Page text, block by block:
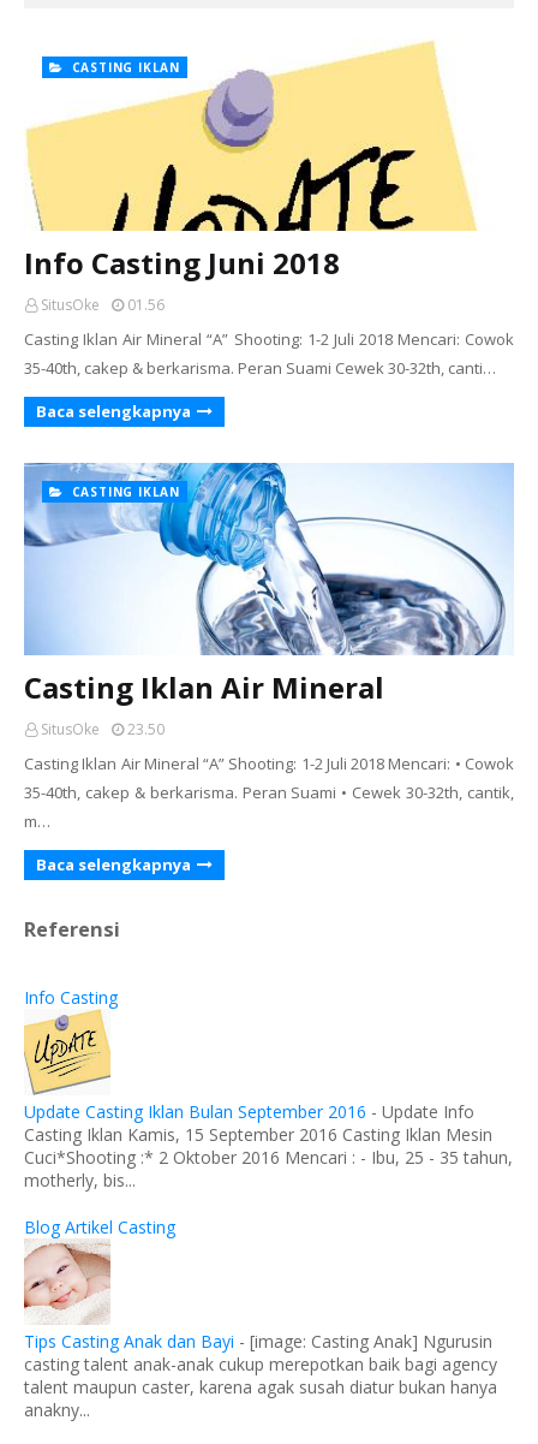
CASTING IKLAN
Info Casting Juni 2018
SitusOke 01.56
Casting Iklan Air Mineral “A” Shooting: 1-2 Juli 2018 Mencari: Cowok
35-40th, cakep & berkarisma. Peran Suami Cewek 30-32th, canti…
Baca selengkapnya
CASTING IKLAN
Casting Iklan Air Mineral
SitusOke 23.50
Casting Iklan Air Mineral “A” Shooting: 1-2 Juli 2018 Mencari: • Cowok
35-40th, cakep & berkarisma. Peran Suami • Cewek 30-32th, cantik,
m…
Baca selengkapnya
Referensi
Info Casting
Update Casting Iklan Bulan September 2016 - Update Info
Casting Iklan Kamis, 15 September 2016 Casting Iklan Mesin
Cuci*Shooting :* 2 Oktober 2016 Mencari : - Ibu, 25 - 35 tahun,
motherly, bis...
Blog Artikel Casting
Tips Casting Anak dan Bayi - [image: Casting Anak] Ngurusin
casting talent anak-anak cukup merepotkan baik bagi agency
talent maupun caster, karena agak susah diatur bukan hanya
anakny...